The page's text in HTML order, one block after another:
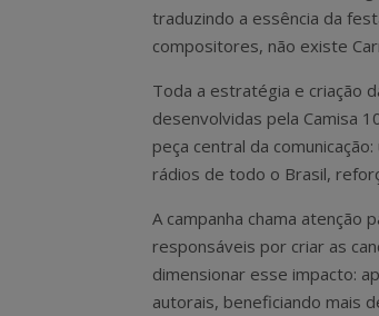
traduzindo a essência da
compositores, não existe
Toda a estratégia e criação
desenvolvidas pela Camisa
peça central da
rádios de todo o Brasil,
A campanha chama atenção
responsáveis por criar as
dimensionar esse impacto:
autorais, beneficiando mais